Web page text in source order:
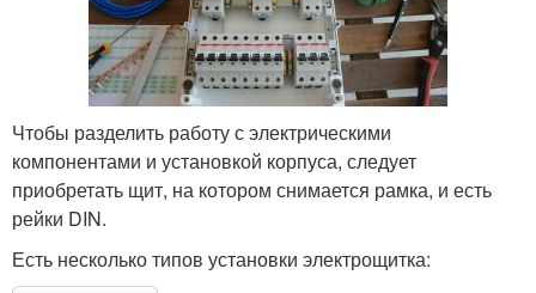
Чтобы разделить работу с электрическими
компонентами и установкой корпуса, следует
приобретать щит, на котором снимается рамка, и есть
рейки DIN.
Есть несколько типов установки электрощитка: